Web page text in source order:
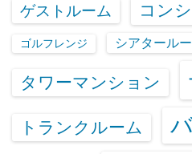
ゲストルーム コン
ゴルフレンジ シアタール
タワーマンション
トランクルーム